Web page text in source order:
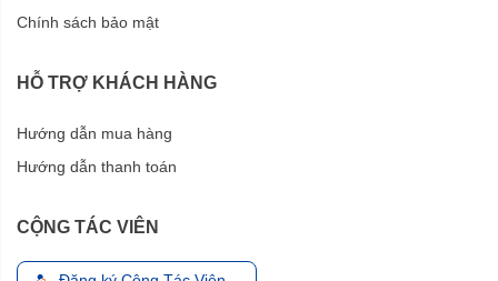
Chính sách bảo mật
HỖ TRỢ KHÁCH HÀNG
Hướng dẫn mua hàng
Hướng dẫn thanh toán
CỘNG TÁC VIÊN